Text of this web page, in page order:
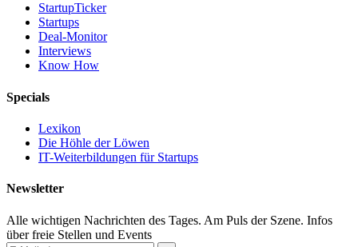
StartupTicker
Startups
Deal-Monitor
Interviews
Know How
Specials
Lexikon
Die Höhle der Löwen
IT-Weiterbildungen für Startups
Newsletter
Alle wichtigen Nachrichten des Tages. Am Puls der Szene. Infos
über freie Stellen und Events